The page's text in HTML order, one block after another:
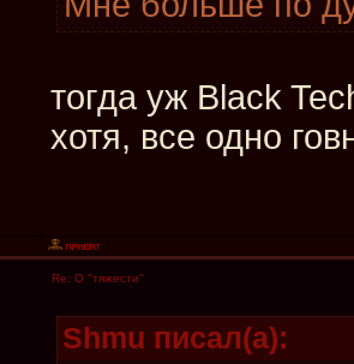
тогда уж Black
хотя, все одно
Re: О "тяжести"
Shmu писал(а):